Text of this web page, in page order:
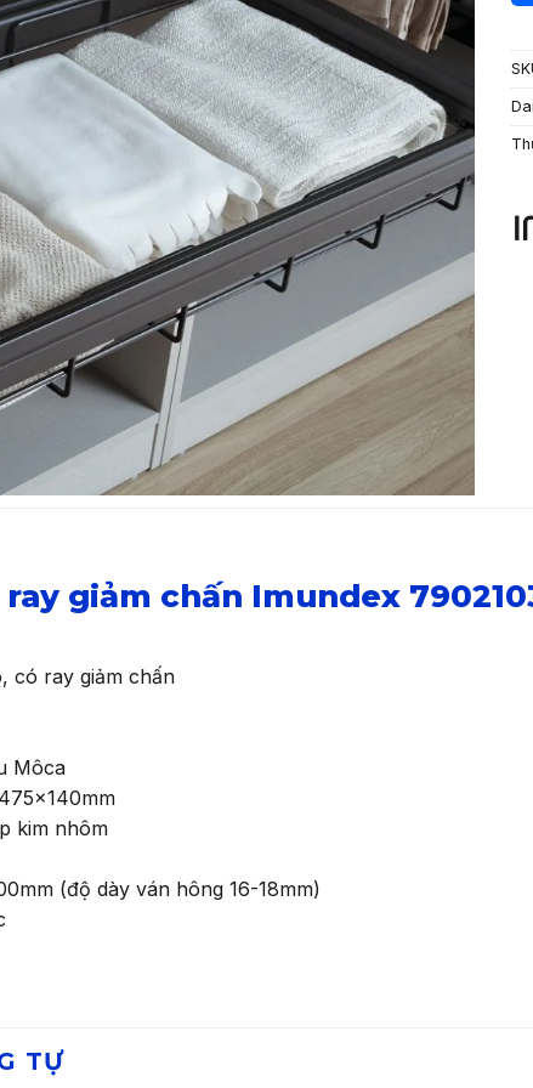
ray giảm chấn Imundex
có ray giảm chấn
Môca
kim nhôm
(độ dày ván hông 16-18mm)
TỰ